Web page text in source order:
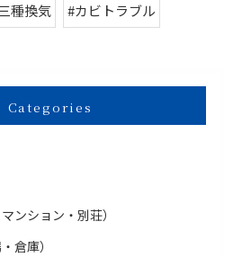
種換気 #カビトラブル
Categories
ンション・別荘）
倉庫）